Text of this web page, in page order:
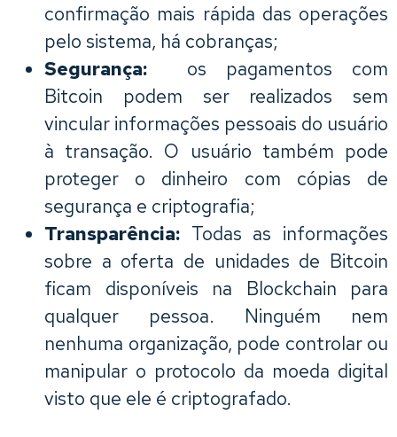
confirmação mais rápida das operações
pelo sistema, há cobranças;
Segurança:
os pagamentos com
Bitcoin podem ser realizados sem
vincular informações pessoais do usuário
à transação. O usuário também pode
proteger o dinheiro com cópias de
segurança e criptografia;
Transparência: Todas as informações
sobre a oferta de unidades de Bitcoin
ficam disponíveis na Blockchain para
qualquer pessoa. Ninguém nem
nenhuma organização, pode controlar ou
manipular o protocolo da moeda digital
visto que ele é criptografado.